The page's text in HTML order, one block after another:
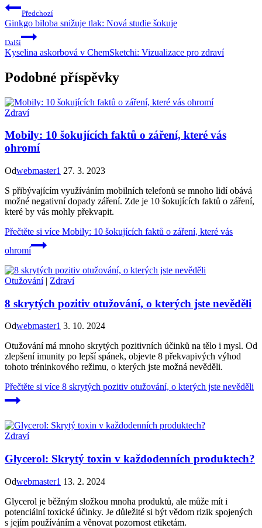
Předchozí
Ginkgo biloba snižuje tlak: Nová studie šokuje
Další
Kyselina askorbová v ChemSketchi: Vizualizace pro zdraví
Podobné příspěvky
Zdraví
Mobily: 10 šokujících faktů o záření, které vás
ohromí
Odwebmaster1 27. 3. 2023
S přibývajícím využíváním mobilních telefonů se mnoho lidí obává
možné negativní dopady záření. Zde je 10 šokujících faktů o záření,
které by vás mohly překvapit.
Přečtěte si více Mobily: 10 šokujících faktů o záření, které vás
ohromí
Otužování| Zdraví
8 skrytých pozitiv otužování, o kterých jste nevěděli
Odwebmaster1 3. 10. 2024
Otužování má mnoho skrytých pozitivních účinků na tělo i mysl. Od
zlepšení imunity po lepší spánek, objevte 8 překvapivých výhod
tohoto tréninkového režimu, o kterých jste možná nevěděli.
Přečtěte si více 8 skrytých pozitiv otužování, o kterých jste nevěděli
Zdraví
Glycerol: Skrytý toxin v každodenních produktech?
Odwebmaster1 13. 2. 2024
Glycerol je běžným složkou mnoha produktů, ale může mít i
potenciální toxické účinky. Je důležité si být vědom rizik spojených
s jejím používáním a věnovat pozornost etiketám.